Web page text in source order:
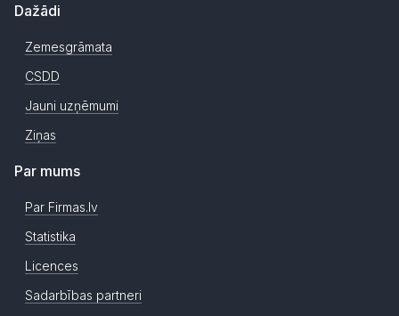
Dažādi
Zemesgrāmata
CSDD
Jauni uzņēmumi
Ziņas
Par mums
Par Firmas.lv
Statistika
Licences
Sadarbības partneri